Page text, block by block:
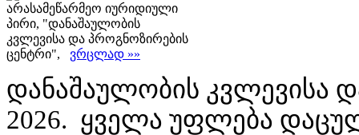
არასამეწარმეო იურიდიული
პირი, "დანაშაულობის
კვლევისა და პროგნოზირების
ცენტრი", ვრცლად »»
დანაშაულობის კვლევისა
2026. ყველა უფლება